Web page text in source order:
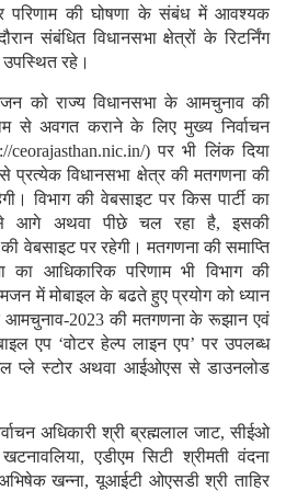
परिणाम की घोषणा के संबंध में आवश्यक
संबंधित विधानसभा क्षेत्रों के रिटर्निंग
उपस्थित रहे।
को राज्य विधानसभा के आमचुनाव की
से अवगत कराने के लिए मुख्य निर्वाचन
ceorajasthan.nic.in/) पर भी लिंक दिया
विधानसभा क्षेत्र की मतगणना की
विभाग की वेबसाइट पर किस पार्टी का
से आगे अथवा पीछे चल रहा है, इसकी
की वेबसाइट पर रहेगी। मतगणना की समाप्ति
का आधिकारिक परिणाम भी विभाग की
में मोबाइल के बढते हुए प्रयोग को ध्यान
आमचुनाव-2023 की मतगणना के रूझान एवं
एप ‘वोटर हेल्प लाइन एप’ पर उपलब्ध
प्ले स्टोर अथवा आईओएस से डाउनलोड
अधिकारी श्री ब्रह्मलाल जाट, सीईओ
एडीएम सिटी श्रीमती वंदना
खन्ना, यूआईटी ओएसडी श्री ताहिर